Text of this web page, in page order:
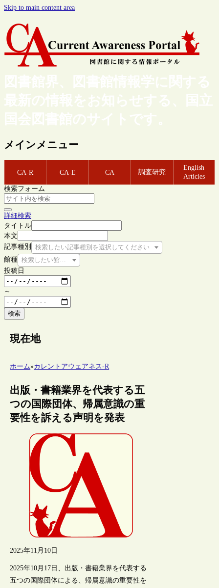
Skip to main content area
図書館界、図書館情報学に関する
最新の情報をお知らせする、国立
国会図書館のサイトです。
メインメニュー
CA-R CA-E CA 調査研究
English
Articles
検索フォーム
詳細検索
タイトル
本文
記事種別
検索したい記事種別を選択してください
館種 検索したい館種を選択してください
投稿日
～
検索
現在地
ホーム»カレントアウェアネス-R
出版・書籍業界を代表する五
つの国際団体、帰属意識の重
要性を訴える声明を発表
2025年11月10日
2025年10月17日、出版・書籍業界を代表する
五つの国際団体による、帰属意識の重要性を